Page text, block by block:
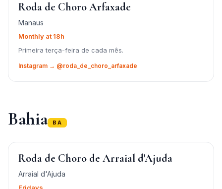
Roda de Choro Arfaxade
Manaus
Monthly at 18h
Primeira terça-feira de cada mês.
Instagram → @roda_de_choro_arfaxade
Bahia BA
Roda de Choro de Arraial d'Ajuda
Arraial d'Ajuda